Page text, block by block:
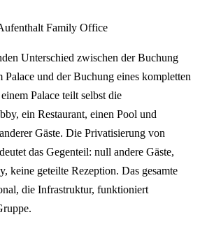
Family Office
Unterschied zwischen der Buchung
Palace und der Buchung eines kompletten
Palace teilt selbst die
ein Restaurant, einen Pool und
Gäste. Die Privatisierung von
das Gegenteil: null andere Gäste,
keine geteilte Rezeption. Das gesamte
die Infrastruktur, funktioniert